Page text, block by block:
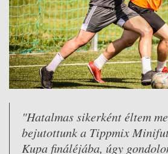
"Hatalmas sikerként éltem
bejutottunk a Tippmix
Kupa fináléjába, úgy